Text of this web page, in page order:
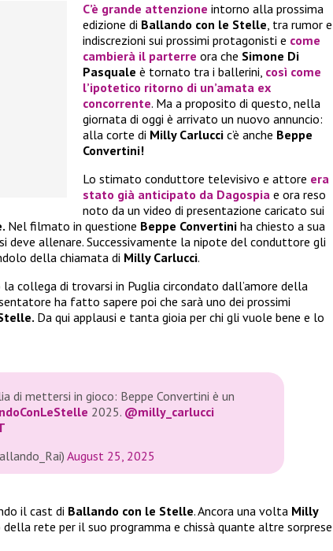
C’è grande attenzione intorno alla prossima
edizione di Ballando con le Stelle, tra rumor e
indiscrezioni sui prossimi protagonisti e come
cambierà il parterre ora che Simone Di
Pasquale è tornato tra i ballerini, così come
l’ipotetico ritorno di un’amata ex
concorrente. Ma a proposito di questo, nella
giornata di oggi è arrivato un nuovo annuncio:
alla corte di Milly Carlucci c’è anche Beppe
Convertini!
Lo stimato conduttore televisivo e attore era
stato già anticipato da Dagospia e ora reso
noto da un video di presentazione caricato sui
Nel filmato in questione Beppe Convertini ha chiesto a sua
deve allenare. Successivamente la nipote del conduttore gli
della chiamata di Milly Carlucci.
collega di trovarsi in Puglia circondato dall’amore della
ha fatto sapere poi che sarà uno dei prossimi
Da qui applausi e tanta gioia per chi gli vuole bene e lo
di mettersi in gioco: Beppe Convertini è un
2025. @milly_carlucci
August 25, 2025
il cast di Ballando con le Stelle. Ancora una volta Milly
rete per il suo programma e chissà quante altre sorprese